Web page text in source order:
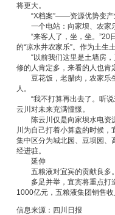
将更大。
“X档案”——资源优势变产
一个电站：向家坝、农家
“来客人了，坐，坐。”20
的“凉水井农家乐”。作为土生
“以前我们这里是土墙房，
修的人肯定多，来看的人也肯
豆花饭，老腊肉，农家乐生
人。
“我不打算再出去了。听说
云川对未来充满憧憬。
陈云川仅是向家坝水电资源
川为自己打着小算盘的时候，
集中区分为城北园、豆坝园、
经进驻。
延伸
五粮液对宜宾的贡献良多。
多足并举，宜宾将重点打造
1000亿元，五粮液集团销售
信息来源：四川日报